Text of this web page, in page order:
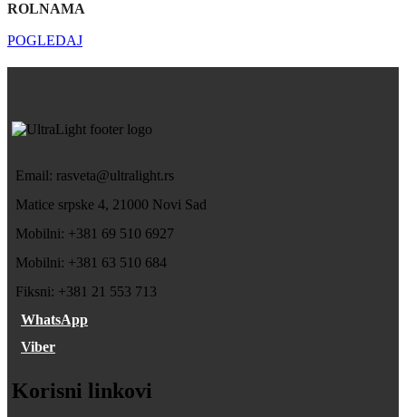
ROLNAMA
POGLEDAJ
Email: rasveta@ultralight.rs
Matice srpske 4, 21000 Novi Sad
Mobilni: +381 69 510 6927
Mobilni: +381 63 510 684
Fiksni: +381 21 553 713
WhatsApp
Viber
Korisni linkovi